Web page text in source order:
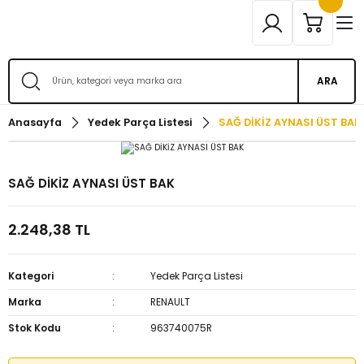
ARA
Anasayfa Yedek Parça Listesi SAĞ DİKİZ AYNASI ÜST BAK
SAĞ DİKİZ AYNASI ÜST BAK
2.248,38 TL
Kategori
Yedek Parça Listesi
Marka
RENAULT
Stok Kodu
963740075R